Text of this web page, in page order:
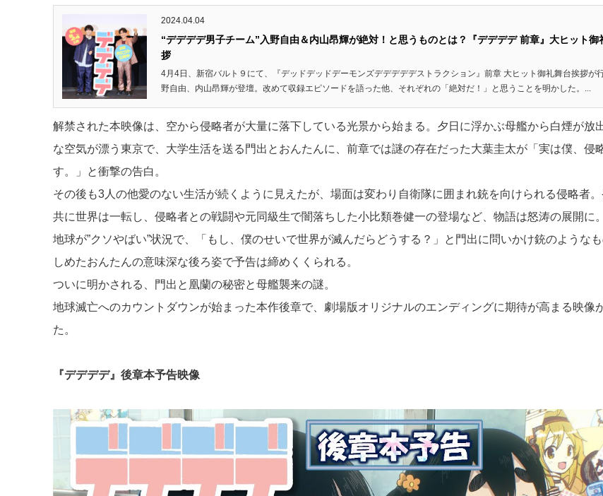
2024.04.04
“デデデデ男子チーム”入野自由＆内山昂輝が絶対！と思うものとは？『デデデデ 前章』大ヒット御
拶
4月4日、新宿バルト９にて、『デッドデッドデーモンズデデデデデストラクション』前章 大ヒット御礼舞台挨拶が
野自由、内山昂輝が登壇。改めて収録エピソードを語った他、それぞれの「絶対だ！」と思うことを明かした。...
解禁された本映像は、空から侵略者が大量に落下している光景から始まる。夕日に浮かぶ母艦から白煙が放
な空気が漂う東京で、大学生活を送る門出とおんたんに、前章では謎の存在だった大葉圭太が「実は僕、侵
す。」と衝撃の告白。
その後も3人の他愛のない生活が続くように見えたが、場面は変わり自衛隊に囲まれ銃を向けられる侵略者。
共に世界は一転し、侵略者との戦闘や元同級生で闇落ちした小比類巻健一の登場など、物語は怒涛の展開に。
地球が”クソやばい”状況で、「もし、僕のせいで世界が滅んだらどうする？」と門出に問いかけ銃のようなも
しめたおんたんの意味深な後ろ姿で予告は締めくくられる。
ついに明かされる、門出と凰蘭の秘密と母艦襲来の謎。
地球滅亡へのカウントダウンが始まった本作後章で、劇場版オリジナルのエンディングに期待が高まる映像
た。
『デデデデ』後章本予告映像